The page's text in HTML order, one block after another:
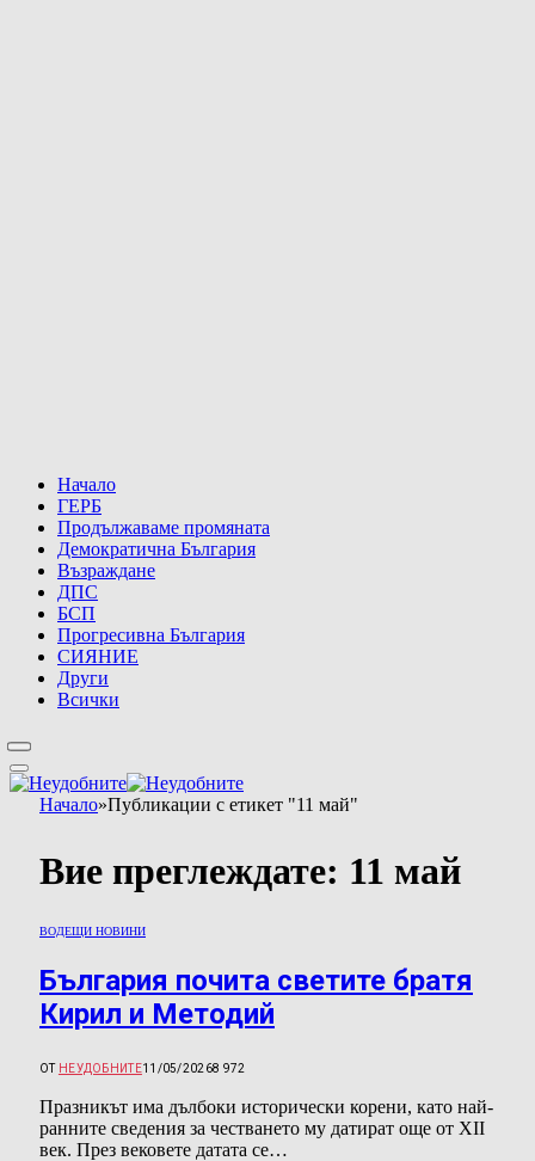
Начало
ГЕРБ
Продължаваме промяната
Демократична България
Възраждане
ДПС
БСП
Прогресивна България
СИЯНИЕ
Други
Всички
Начало»Публикации с етикет "11 май"
Вие преглеждате: 11 май
ВОДЕЩИ НОВИНИ
България почита светите братя
Кирил и Методий
ОТ НЕУДОБНИТЕ11/05/20268 972
Празникът има дълбоки исторически корени, като най-
ранните сведения за честването му датират още от XII
век. През вековете датата се…